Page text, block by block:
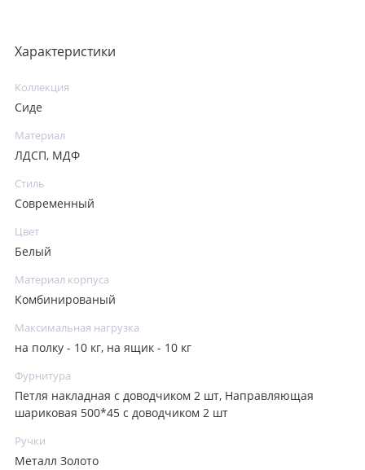
Характеристики
Коллекция
Сиде
Материал
ЛДСП, МДФ
Стиль
Современный
Цвет
Белый
Материал корпуса
Комбинированый
Максимальная нагрузка
на полку - 10 кг, на ящик - 10 кг
Фурнитура
Петля накладная с доводчиком 2 шт, Направляющая
шариковая 500*45 с доводчиком 2 шт
Ручки
Металл Золото